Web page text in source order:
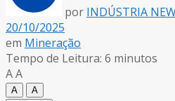
por INDÚSTRIA
20/10/2025
em Mineração
Tempo de Leitura: 6 minutos
AA
A
A